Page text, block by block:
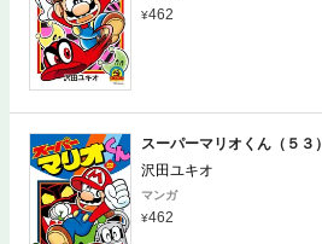
462
スーパーマリオくん（５３）
沢田ユキオ
マンガ
462